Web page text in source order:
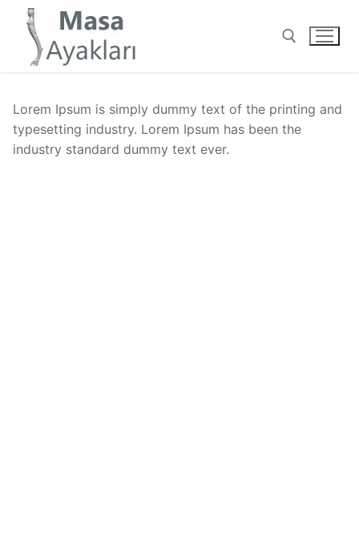
İçeriğe
Arama:
Lorem Ipsum is simply dummy text of the printing and
typesetting industry. Lorem Ipsum has been the
industry standard dummy text ever.